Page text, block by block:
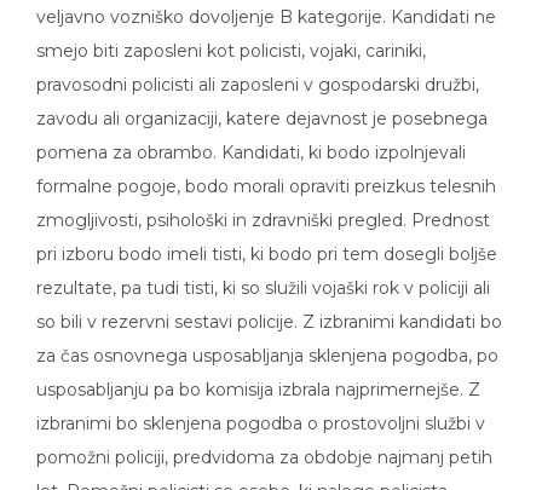
smejo biti zaposleni kot policisti, vojaki, cariniki,
pravosodni policisti ali zaposleni v gospodarski družbi,
zavodu ali organizaciji, katere dejavnost je posebnega
pomena za obrambo. Kandidati, ki bodo izpolnjevali
formalne pogoje, bodo morali opraviti preizkus telesnih
zmogljivosti, psihološki in zdravniški pregled. Prednost
pri izboru bodo imeli tisti, ki bodo pri tem dosegli boljše
rezultate, pa tudi tisti, ki so služili vojaški rok v policiji ali
so bili v rezervni sestavi policije. Z izbranimi kandidati bo
za čas osnovnega usposabljanja sklenjena pogodba, po
usposabljanju pa bo komisija izbrala najprimernejše. Z
izbranimi bo sklenjena pogodba o prostovoljni službi v
pomožni policiji, predvidoma za obdobje najmanj petih
let. Pomožni policisti so osebe, ki naloge policista